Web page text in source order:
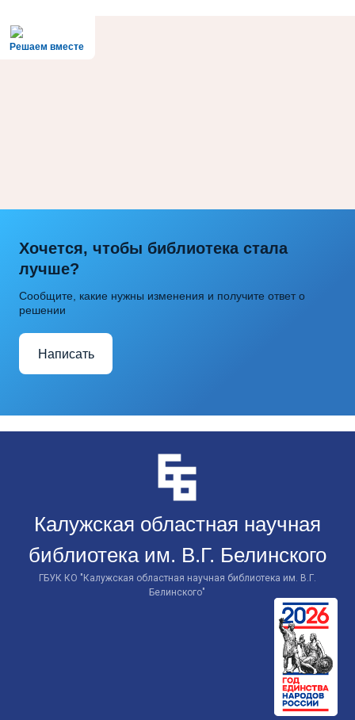
Решаем вместе
Хочется, чтобы библиотека стала
лучше?
Сообщите, какие нужны изменения и получите ответ о
решении
Написать
Калужская областная научная
библиотека им. В.Г. Белинского
ГБУК КО "Калужская областная научная библиотека им. В.Г.
Белинского"